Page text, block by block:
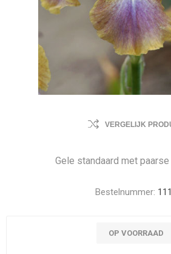
VERGELIJK
Gele standaard met
Bestelnummer:
OP VOORRAAD